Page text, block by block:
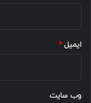
ایمیل*
وب‌ سایت